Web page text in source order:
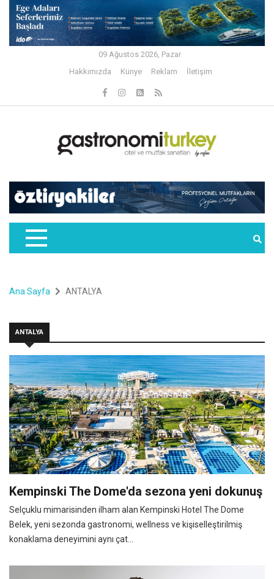
09 Ağustos 2026, Pazar
Hakkımızda
Künye Reklam İletişim
Ana Sayfa ANTALYA
ANTALYA
Kempinski The Dome'da sezona yeni dokunuş
Selçuklu mimarisinden ilham alan Kempinski Hotel The Dome
Belek, yeni sezonda gastronomi, wellness ve kişiselleştirilmiş
konaklama deneyimini aynı çat...